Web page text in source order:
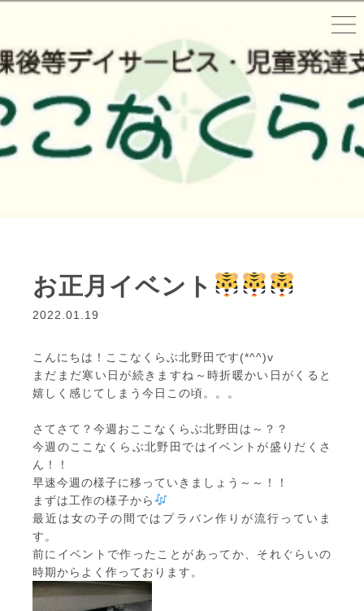
お正月イベント
2022.01.19
こんにちは！ここなくらぶ北野田です(*^^)v
まだまだ寒い日が続きますね～時折暖かい日がくると
嬉しく感じてしまう今日この頃。。。
さてさて？今週おここなくらぶ北野田は～？？
今週のここなくらぶ北野田ではイベントが盛りだくさ
ん！！
早速今週の様子に移っていきましょう～～！！
まずは工作の様子から
最近は女の子の間ではプラバン作りが流行っていま
す。
前にイベントで作ったことがあってか、それぐらいの
時期からよく作っております。